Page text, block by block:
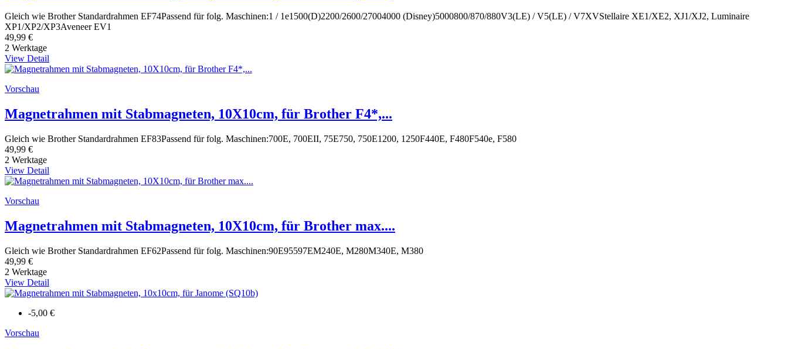
Gleich wie Brother Standardrahmen EF74Passend für folg. Maschinen:1 / 1e1500(D)2200/2600/27004000 (Disney)5000800/870/880V3(LE) / V5(LE) / V7XVStellaire XE1/XE2, XJ1/XJ2, Luminaire
XP1/XP2/XP3Aveneer EV1
49,99 €
2 Werktage
View Detail
Vorschau
Magnetrahmen mit Stabmagneten, 10X10cm, für Brother F4*,...
Gleich wie Brother Standardrahmen EF83Passend für folg. Maschinen:700E, 700EII, 75E750, 750E1200, 1250F440E, F480F540e, F580
49,99 €
2 Werktage
View Detail
Vorschau
Magnetrahmen mit Stabmagneten, 10X10cm, für Brother max....
Gleich wie Brother Standardrahmen EF62Passend für folg. Maschinen:90E95597EM240E, M280M340E, M380
49,99 €
2 Werktage
View Detail
-5,00 €
Vorschau